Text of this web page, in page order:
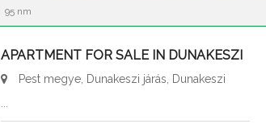
95 nm
APARTMENT FOR SALE IN DUNAKESZI
Pest megye, Dunakeszi járás, Dunakeszi
...